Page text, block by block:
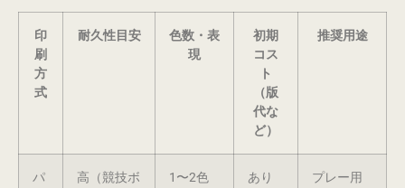
印
刷
方
式
耐久性目安
色数・表
現
初期
コス
ト
（版
代な
ど）
推奨用途
パ
高（競技ボ
1〜2色
あり
プレー用